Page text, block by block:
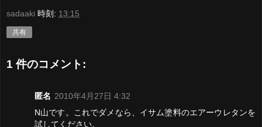
sadaaki 時刻: 13:15
共有
1 件のコメント:
匿名 2010年4月27日 4:32
N山です。これでダメなら、イサム塗料のエアーウレタンを
試してください。